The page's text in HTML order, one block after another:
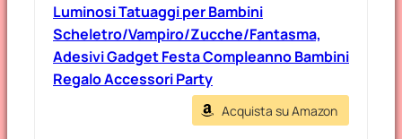
Luminosi Tatuaggi per Bambini
Scheletro/Vampiro/Zucche/Fantasma,
Adesivi Gadget Festa Compleanno Bambini
Regalo Accessori Party
Acquista su Amazon